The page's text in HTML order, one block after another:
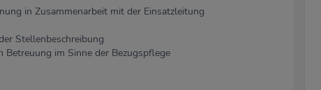
in Zusammenarbeit mit der Einsatzleitung
Stellenbeschreibung
im Sinne der Bezugspflege